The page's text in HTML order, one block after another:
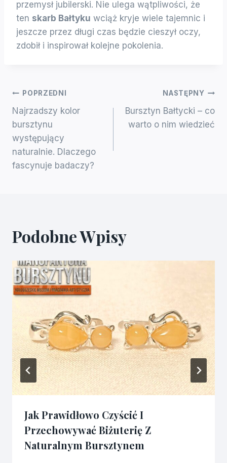
przemysł jubilerski. Nie ulega wątpliwości, że
ten skarb Bałtyku wciąż kryje wiele tajemnic i
jeszcze przez długi czas będzie cieszył oczy,
zdobił i inspirował kolejne pokolenia.
Nawigacja
Wpisu
POPRZEDNI
Najrzadszy kolor
bursztynu
występujący
naturalnie. Dlaczego
fascynuje badaczy?
NASTĘPNY
Bursztyn Bałtycki – co
warto o nim wiedzieć
Podobne Wpisy
Jak Prawidłowo Czyścić I
Przechowywać Biżuterię Z
Naturalnym Bursztynem